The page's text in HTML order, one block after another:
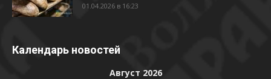
01.04.2026 в 16:23
Календарь новостей
Август 2026